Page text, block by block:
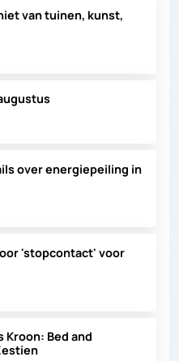
van tuinen, kunst,
over energiepeiling in
'stopcontact' voor
Kroon: Bed and